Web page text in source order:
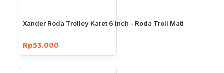
Xander Roda Trolley Karet 6 inch - Roda Troli Mati
Rp53.000